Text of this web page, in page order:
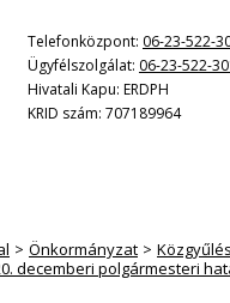
Telefonközpont: 06-23-522-
Ügyfélszolgálat: 06-23-522-
Hivatali Kapu: ERDPH
KRID szám: 707189964
Önkormányzat
decemberi polgármesteri